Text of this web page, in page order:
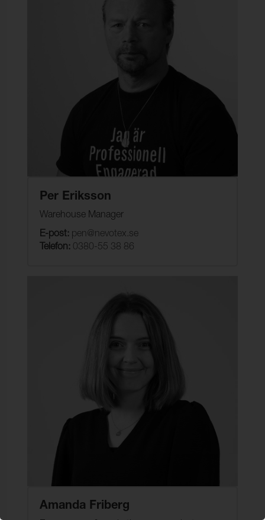
Per Eriksson
Warehouse Manager
E-post: pen@nevotex.se
Telefon: 0380-55 38 86
Amanda Friberg